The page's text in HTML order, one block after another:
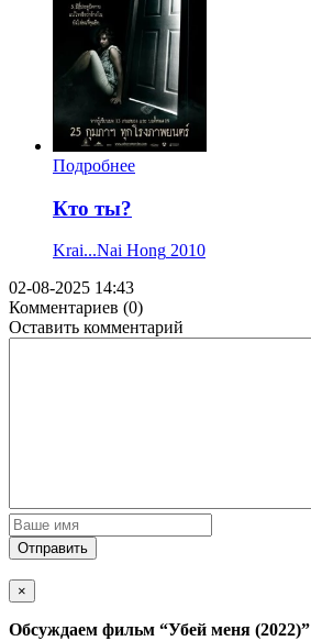
Подробнее
Кто ты?
Krai...Nai Hong 2010
02-08-2025 14:43
Комментариев (0)
Оставить комментарий
Отправить
×
Обсуждаем фильм “Убей меня (2022)”